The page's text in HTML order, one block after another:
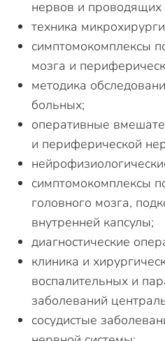
нервов и проводящих
техника
симптомокомплексы
мозга и
методика
больных;
оперативные
и периферической
симптомокомплексы
головного мозга,
внутренней капсулы;
диагностические
клиника и
воспалительных и
заболеваний
сосудистые